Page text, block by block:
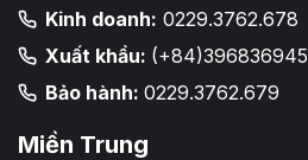
Kinh doanh: 0229.3762.678
Xuất khẩu: (+84)396836945
Bảo hành: 0229.3762.679
Miền Trung